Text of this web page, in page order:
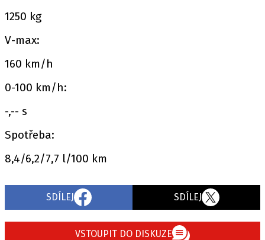
1250 kg
V-max:
160 km/h
0-100 km/h:
-,-- s
Spotřeba:
8,4/6,2/7,7 l/100 km
SDÍLEJ SDÍLEJ
VSTOUPIT DO DISKUZE